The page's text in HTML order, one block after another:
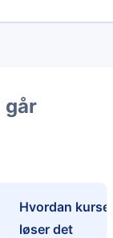
går
Hvordan
løser det